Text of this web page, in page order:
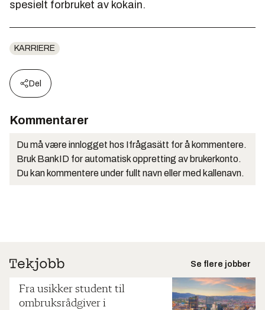
spesielt forbruket av kokain.
KARRIERE
Del
Kommentarer
Du må være innlogget hos Ifrågasätt for å kommentere.
Bruk BankID for automatisk oppretting av brukerkonto.
Du kan kommentere under fullt navn eller med kallenavn.
Se flere jobber
Fra usikker student til
ombruksrådgiver i